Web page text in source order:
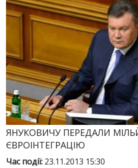
ВІДЕО
РОСІЙСЬКО-УКРАЇНСЬКА ВІЙНА
ХРОНОЛОГІЯ ЄВРОМАЙДАНУ
ПОСЛУГИ
ЯНУКОВИЧУ ПЕРЕДАЛИ
ЄВРОІНТЕГРАЦІЮ
Час події: 23.11.2013 15:30